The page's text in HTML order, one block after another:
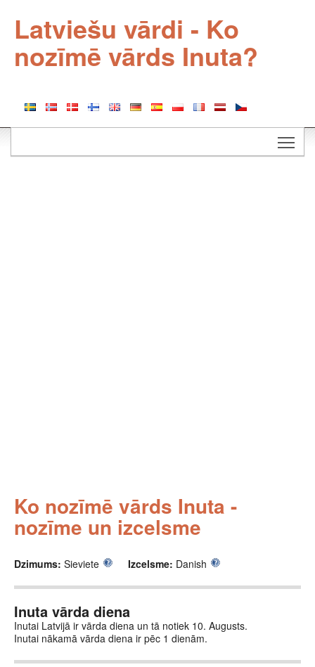
Latviešu vārdi - Ko
nozīmē vārds Inuta?
Ko nozīmē vārds Inuta -
nozīme un izcelsme
Dzimums: Sieviete Izcelsme: Danish
Inuta vārda diena
Inutai Latvijā ir vārda diena un tā notiek 10. Augusts.
Inutai nākamā vārda diena ir pēc 1 dienām.